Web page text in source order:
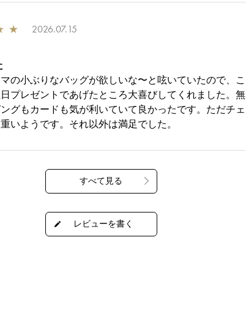
★ 2026.07.15
の小ぶりなバッグが欲しいな〜と呟いていたので、こ
プレゼントであげたところ大喜びしてくれました。無
グもカードも気が利いていて良かったです。ただチェ
いようです。それ以外は満足でした。